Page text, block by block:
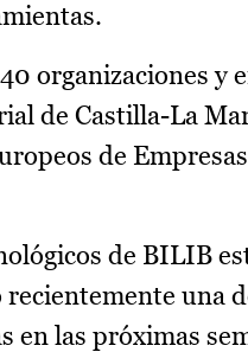
organizaciones y
de Castilla-La
de
de BILIB
una
en las próximas